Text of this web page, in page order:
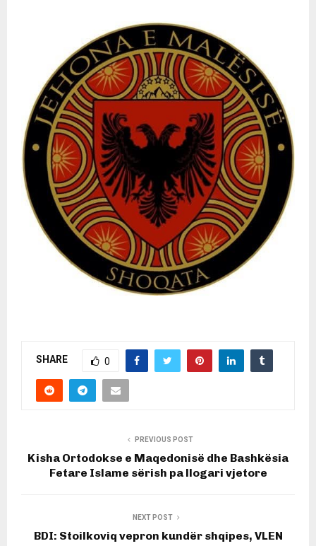
SHARE 0
PREVIOUS POST
Kisha Ortodokse e Maqedonisë dhe Bashkësia
Fetare Islame sërish pa llogari vjetore
NEXT POST
BDI: Stoilkoviq vepron kundër shqipes, VLEN